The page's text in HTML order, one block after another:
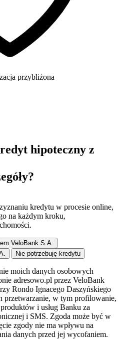
przybliżona
hipoteczny z
kredytu w procesie online,
na każdym kroku,
VeloBank S.A.
Nie potrzebuję kredytu
moich danych osobowych
adresowo.pl przez VeloBank
Rondo Ignacego Daszyńskiego
przetwarzanie, w tym profilowanie,
i usług Banku za
i SMS. Zgoda może być w
zgody nie ma wpływu na
danych przed jej wycofaniem.